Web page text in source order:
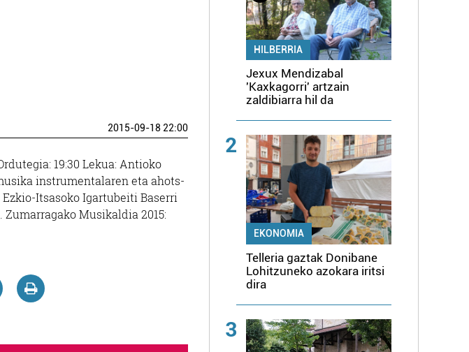
2015-09-18 22:00
19:30 Lekua: Antioko
instrumentalaren eta ahots-
Itsasoko Igartubeiti Baserri
Musikaldia 2015:
HILBERRIA
Jexux Mendizabal
'Kaxkagorri' artzain
zaldibiarra hil da
2
EKONOMIA
Telleria gaztak Donibane
Lohitzuneko azokara iritsi
dira
3